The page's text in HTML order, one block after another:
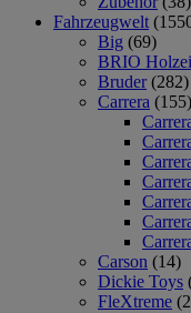
Fahrzeugwelt
Big (69)
BRIO
Bruder (282)
Carrera (155)
Carson (14)
Dickie Toys
FleXtreme